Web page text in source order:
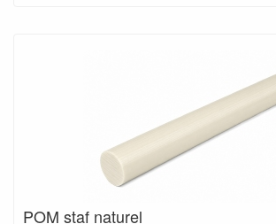
POM staf naturel